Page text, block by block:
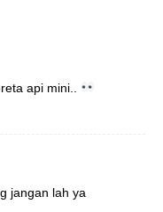
api mini..
jangan lah ya